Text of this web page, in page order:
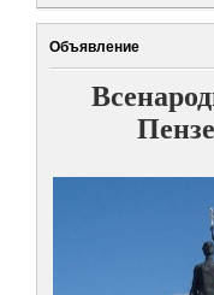
Объявление